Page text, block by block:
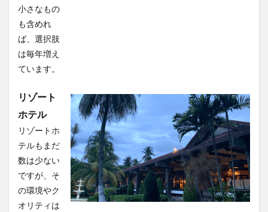
小さなもの
も含めれ
ば、選択肢
は毎年増え
ています。
リゾート
ホテル
リゾートホ
テルもまだ
数は少ない
ですが、そ
の環境やク
オリティは